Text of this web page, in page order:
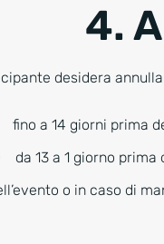
4.
desidera
fino a 14 giorni prima
da 13 a 1 giorno
o in caso di